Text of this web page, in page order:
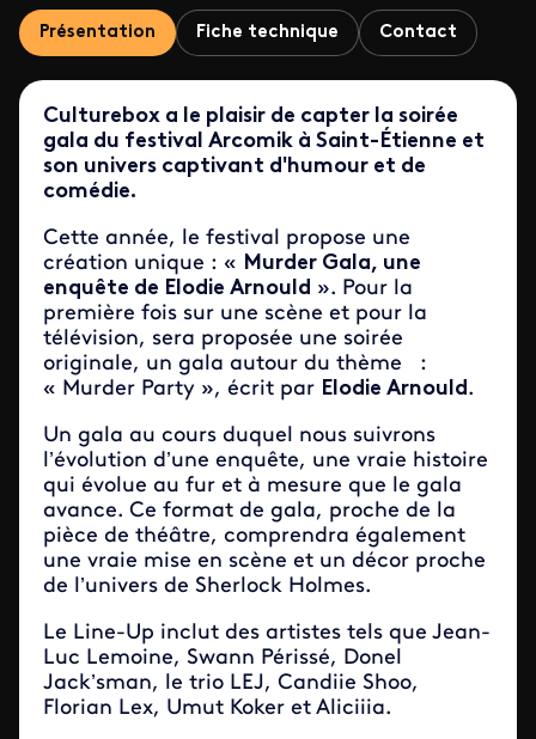
Présentation Fiche technique Contact
Culturebox a le plaisir de capter la soirée
gala du festival Arcomik à Saint-Étienne et
son univers captivant d'humour et de
comédie.
Cette année, le festival propose une
création unique : « Murder Gala, une
enquête de Elodie Arnould ». Pour la
première fois sur une scène et pour la
télévision, sera proposée une soirée
originale, un gala autour du thème :
« Murder Party », écrit par Elodie Arnould.
Un gala au cours duquel nous suivrons
l’évolution d’une enquête, une vraie histoire
qui évolue au fur et à mesure que le gala
avance. Ce format de gala, proche de la
pièce de théâtre, comprendra également
une vraie mise en scène et un décor proche
de l’univers de Sherlock Holmes.
Le Line-Up inclut des artistes tels que Jean-
Luc Lemoine, Swann Périssé, Donel
Jack’sman, le trio LEJ, Candiie Shoo,
Florian Lex, Umut Koker et Aliciiia.